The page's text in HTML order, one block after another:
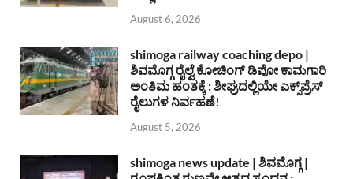
August 6, 2026
shimoga railway coaching depo |
ಶಿವಮೊಗ್ಗ ರೈಲ್ವೆ ಕೋಚಿಂಗ್ ಡಿಪೋ ಕಾಮಗಾರಿ
ಅಂತಿಮ ಹಂತಕ್ಕೆ : ಶೀಘ್ರದಲ್ಲಿಯೇ ಎಕ್ಸ್‌ಪ್ರೆಸ್
ರೈಲುಗಳ ನಿರ್ವಹಣೆ!
August 5, 2026
shimoga news update | ಶಿವಮೊಗ್ಗ |